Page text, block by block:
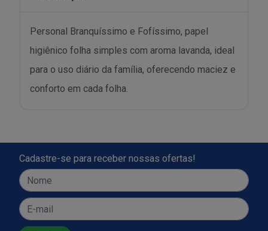
Personal Branquíssimo e Fofíssimo, papel
higiênico folha simples com aroma lavanda, ideal
para o uso diário da família, oferecendo maciez e
conforto em cada folha.
Cadastre-se para receber nossas ofertas!